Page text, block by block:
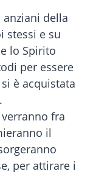
della
stessi e su
lo Spirito
per essere
è acquistata
fra
il
per attirare i